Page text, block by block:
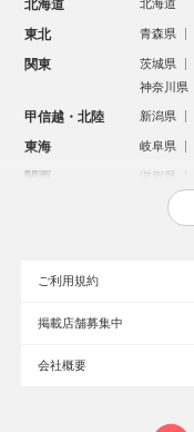
北海道 北海道
東北 青森県
関東 茨城県
神奈川県
甲信越・北陸 新潟県
東海 岐阜県
関西 滋賀県
鳥取県
ご利用規約
掲載店舗募集中
会社概要